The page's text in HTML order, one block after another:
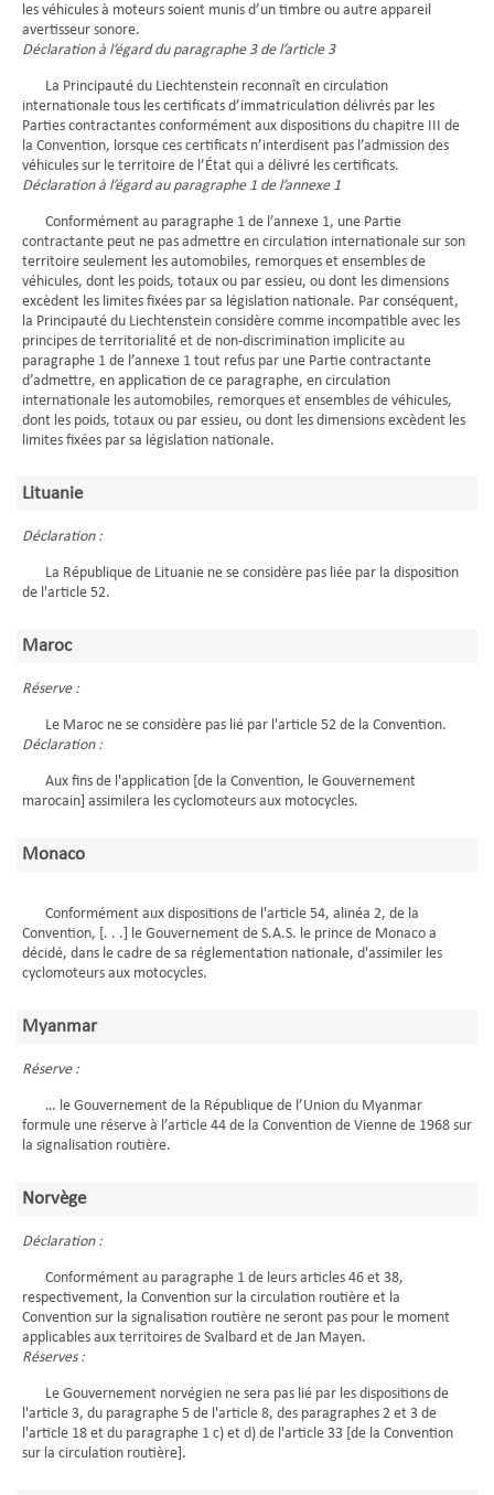
les véhicules à moteurs soient munis d’un timbre ou autre appareil
avertisseur sonore.
Déclaration à l’égard du paragraphe 3 de l’article 3
La Principauté du Liechtenstein reconnaît en circulation
internationale tous les certificats d’immatriculation délivrés par les
Parties contractantes conformément aux dispositions du chapitre III de
la Convention, lorsque ces certificats n’interdisent pas l’admission des
véhicules sur le territoire de l’État qui a délivré les certificats.
Déclaration à l’égard au paragraphe 1 de l’annexe 1
Conformément au paragraphe 1 de l’annexe 1, une Partie
contractante peut ne pas admettre en circulation internationale sur son
territoire seulement les automobiles, remorques et ensembles de
véhicules, dont les poids, totaux ou par essieu, ou dont les dimensions
excèdent les limites fixées par sa législation nationale. Par conséquent,
la Principauté du Liechtenstein considère comme incompatible avec les
principes de territorialité et de non-discrimination implicite au
paragraphe 1 de l’annexe 1 tout refus par une Partie contractante
d’admettre, en application de ce paragraphe, en circulation
internationale les automobiles, remorques et ensembles de véhicules,
dont les poids, totaux ou par essieu, ou dont les dimensions excèdent les
limites fixées par sa législation nationale.
Lituanie
Déclaration :
La République de Lituanie ne se considère pas liée par la disposition
de l'article 52.
Maroc
Réserve :
Le Maroc ne se considère pas lié par l'article 52 de la Convention.
Déclaration :
Aux fins de l'application [de la Convention, le Gouvernement
marocain] assimilera les cyclomoteurs aux motocycles.
Monaco
Conformément aux dispositions de l'article 54, alinéa 2, de la
Convention, [. . .] le Gouvernement de S.A.S. le prince de Monaco a
décidé, dans le cadre de sa réglementation nationale, d'assimiler les
cyclomoteurs aux motocycles.
Myanmar
Réserve :
… le Gouvernement de la République de l’Union du Myanmar
formule une réserve à l’article 44 de la Convention de Vienne de 1968 sur
la signalisation routière.
Norvège
Déclaration :
Conformément au paragraphe 1 de leurs articles 46 et 38,
respectivement, la Convention sur la circulation routière et la
Convention sur la signalisation routière ne seront pas pour le moment
applicables aux territoires de Svalbard et de Jan Mayen.
Réserves :
Le Gouvernement norvégien ne sera pas lié par les dispositions de
l'article 3, du paragraphe 5 de l'article 8, des paragraphes 2 et 3 de
l'article 18 et du paragraphe 1 c) et d) de l'article 33 [de la Convention
sur la circulation routière].